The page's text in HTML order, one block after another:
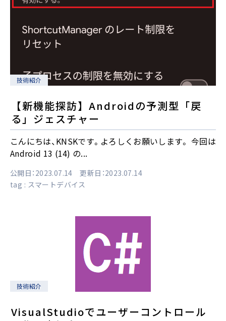
技術紹介
【新機能探訪】Androidの予測型「戻
る」ジェスチャー
こんにちは、KNSKです。よろしくお願いします。 今回は
Android 13 (14) の...
公開日：2023.07.14 更新日：2023.07.14
tag : スマートデバイス
技術紹介
VisualStudioでユーザーコントロール